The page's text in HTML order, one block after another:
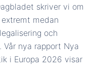
skriver vi om
medan
och
Vår nya rapport Nya
i Europa 2026 visar